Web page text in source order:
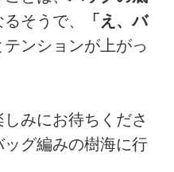
そうで、
「え、バ
テンションが上がっ
みにお待ちくださ
グ編みの樹海に行